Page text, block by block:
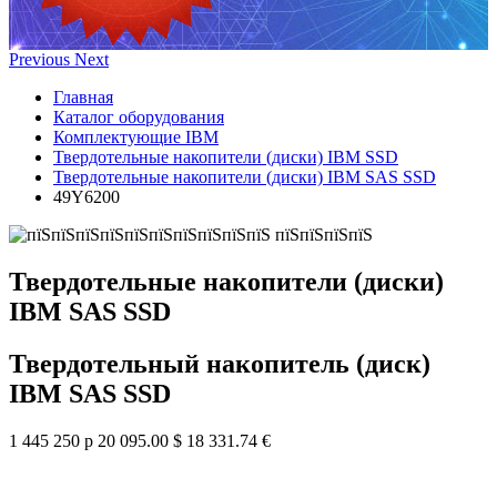
Previous Next
Главная
Каталог оборудования
Комплектующие IBM
Твердотельные накопители (диски) IBM SSD
Твердотельные накопители (диски) IBM SAS SSD
49Y6200
Твердотельные накопители (диски)
IBM SAS SSD
Твердотельный накопитель (диск)
IBM SAS SSD
1 445 250 р 20 095.00 $ 18 331.74 €